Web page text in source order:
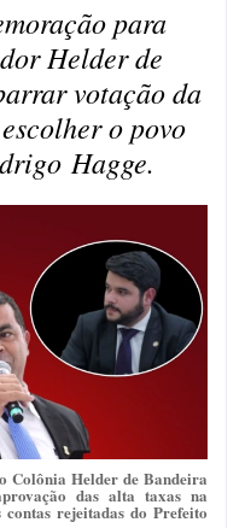
para
Helder de
votação da
o povo
Hagge.
Colônia Helder de Bandeira
das alta taxas na
rejeitadas do Prefeito